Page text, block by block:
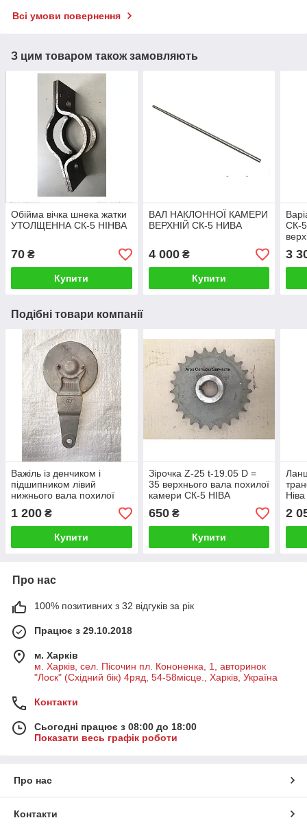
Всі умови повернення
З цим товаром також замовляють
Обійма вічка шнека жатки
УТОЛЩЕННА СК-5 НІНВА
70 ₴
Купити
ВАЛ НАКЛОННОЇ КАМЕРИ
ВЕРХНІЙ СК-5 НИВА
4 000₴
Купити
СК-5
3
Подібні товари компанії
Важіль із денчиком і
підшипником лівий
нижнього вала похилої
сталевий
1 200 ₴
Купити
Зірочка Z-25 t-19.05 D =
35 верхнього вала похилої
камери СК-5 НІВА
650₴
Купити
2
Про нас
100% позитивних з 32 відгуків за рік
Працює з 29.10.2018
м. Харків
м. Харків, сел. Пісочин пл. Кононенка, 1, авторинок
"Лоск" (Східний бік) 4ряд, 54-58місце., Харків, Україна
Контакти
Сьогодні працює з 08:00 до 18:00
Показати весь графік роботи
Про нас
Контакти